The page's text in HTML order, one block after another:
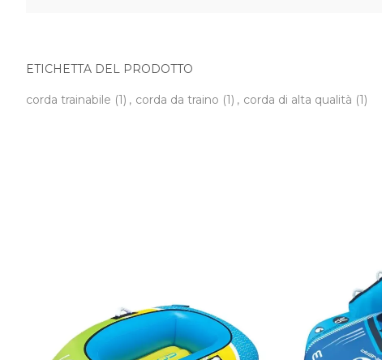
ETICHETTA DEL PRODOTTO
corda trainabile (1) , corda da traino (1) , corda di alta qualità (1)